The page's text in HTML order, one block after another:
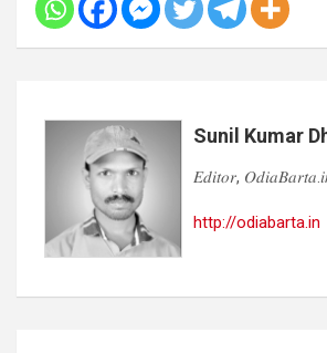
Sunil Kumar
𝐸𝑑𝑖𝑡𝑜𝑟,
http://odiabarta.in